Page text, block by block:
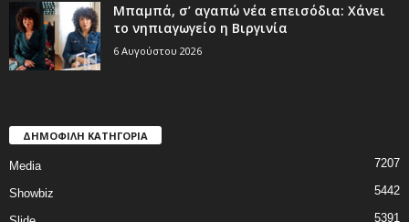
Μπαμπά, σ’ αγαπώ νέα επεισόδια: Χάνει
το νηπιαγωγείο η Βιργινία
6 Αυγούστου 2026
ΔΗΜΟΦΙΛΗ ΚΑΤΗΓΟΡΙΑ
Media 7207
Showbiz 5442
5391